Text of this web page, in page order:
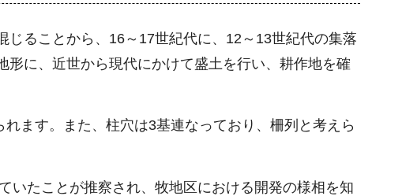
ることから、16～17世紀代に、12～13世紀代の集落
に、近世から現代にかけて盛土を行い、耕作地を確
ます。また、柱穴は3基連なっており、柵列と考えら
いたことが推察され、牧地区における開発の様相を知